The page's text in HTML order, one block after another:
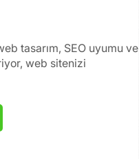
tasarım, SEO uyumu ve
web sitenizi